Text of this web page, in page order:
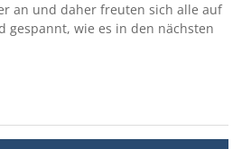
an und daher freuten sich alle auf
gespannt, wie es in den nächsten